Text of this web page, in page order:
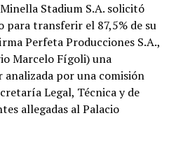
Stadium S.A. solicitó
transferir el 87,5% de su
Perfeta Producciones S.A.,
Marcelo Fígoli) una
analizada por una comisión
Legal, Técnica y de
allegadas al Palacio